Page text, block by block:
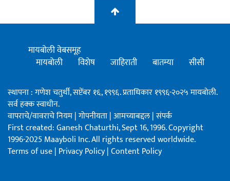
मायबोली वेबसमूह
मायबोली
विशेष जाहिराती बातम्या सीसी
स्थापना : गणेश चतुर्थी, सप्टेंबर १६, १९९६. प्रताधिकार १९९६-२०२५ मायबोली.
सर्व हक्क स्वाधीन.
वापराचे/वावराचे नियम|गोपनीयता|आमच्याबद्दल|संपर्क
First created: Ganesh Chaturthi, Sept 16, 1996. Copyright
1996-2025 Maayboli Inc. All rights reserved worldwide.
Terms of use| Privacy Policy|Content Policy